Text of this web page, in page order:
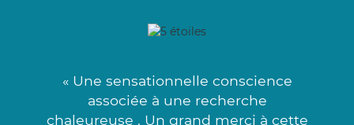
« Une sensationnelle conscience
associée à une recherche
chaleureuse . Un grand merci à cette